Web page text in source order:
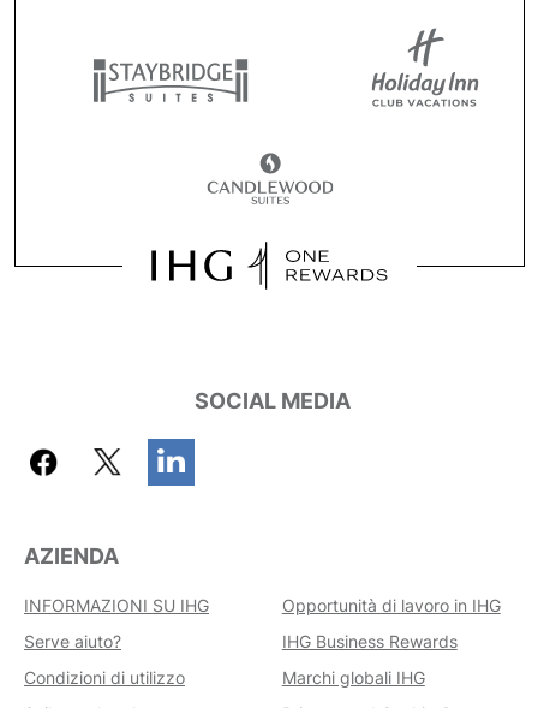
SOCIAL MEDIA
AZIENDA
INFORMAZIONI SU IHG
Opportunità di lavoro in IHG
Serve aiuto?
IHG Business Rewards
Condizioni di utilizzo
Marchi globali IHG